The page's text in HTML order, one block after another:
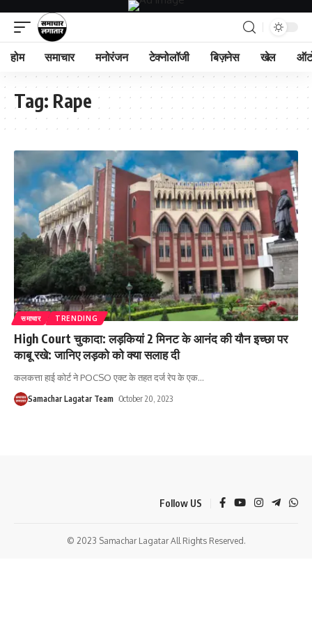
होम समाचार मनोरंजन टेक्नोलॉजी बिज़नेस खेल
Tag: Rape
समाचार TRENDING
High Court चुकादा: लड़कियां 2 मिनट के आनंद की यौन इच्छा पर
काबू रखे: जानिए लड़को को क्या सलाह दी
कलकत्ता हाई कोर्ट ने POCSO एक्ट के तहत दर्ज रेप के एक…
Samachar Lagatar Team October 20, 2023
Follow US
© 2023 Samachar Lagatar All Rights Reserved.